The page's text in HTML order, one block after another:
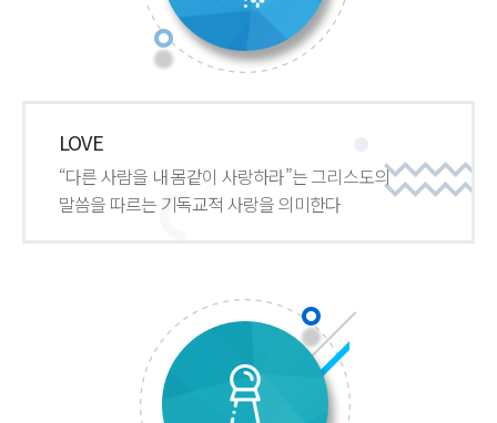
LOVE
“다른 사람을 내 몸같이 사랑하라”는 그리스도의
말씀을 따르는 기독교적 사랑을 의미한다